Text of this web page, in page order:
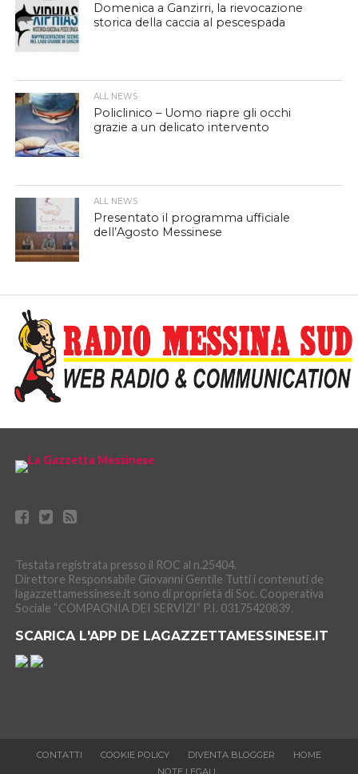
Domenica a Ganzirri, la rievocazione
storica della caccia al pescespada
ALL NEWS
Policlinico – Uomo riapre gli occhi
grazie a un delicato intervento
ALL NEWS
Presentato il programma ufficiale
dell’Agosto Messinese
Testata registrata presso il ROC al n.25404.
Direttore Responsabile Giovanni Gentile Tutti i contenuti de
lagazzettamessinese.it sono di proprietà di Soc. Cooperativa
Sociale “COMPAGNIA DEI SERVIZI” P.I. 03175420839.
SCARICA L'APP DE LAGAZZETTAMESSINESE.IT
CONTATTI COOKIE POLICY DIVENTA BLOGGER
HOME
NOTE LEGALI